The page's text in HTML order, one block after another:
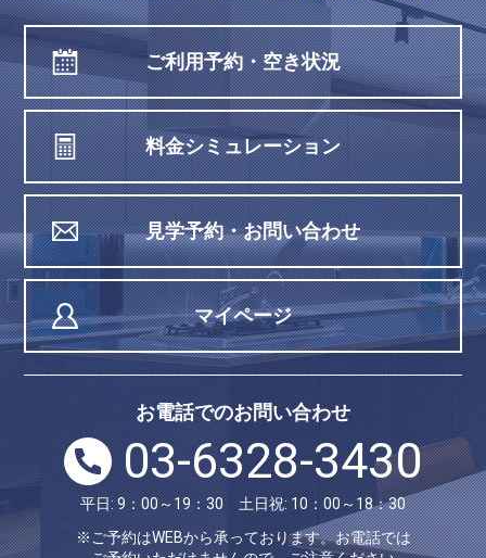
ご利用予約・空き状況
料金シミュレーション
見学予約・お問い合わせ
マイページ
お電話でのお問い合わせ
03-6328-3430
平日: 9：00～19：30 土日祝: 10：00～18：30
※ご予約はWEBから承っております。お電話では